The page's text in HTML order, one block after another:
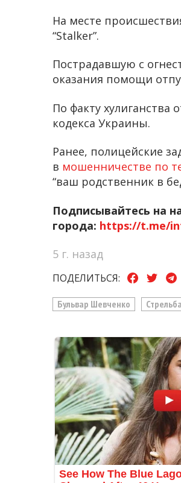
На месте
“Stalker”.
Пострадавшую с
оказания помощи
По факту хулиганства
кодекса Украины.
Ранее, полицейские
в мошенничестве по
“ваш родственник в
Подписывайтесь на
города: https://t.me/
5 г. назад
ПОДЕЛИТЬСЯ:
Бульвар Шевченко Стрельба